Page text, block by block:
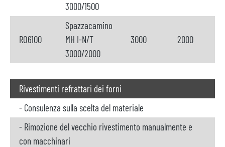
3000/1500
RO6100
Spazzacamino
MH I-N/T
3000/2000
3000 2000
Rivestimenti refrattari dei forni
- Consulenza sulla scelta del materiale
- Rimozione del vecchio rivestimento manualmente e
con macchinari